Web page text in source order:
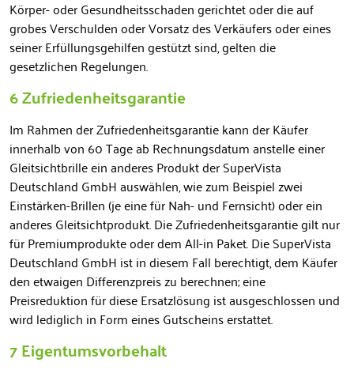
Körper- oder Gesundheitsschaden gerichtet oder die auf
grobes Verschulden oder Vorsatz des Verkäufers oder eines
seiner Erfüllungsgehilfen gestützt sind, gelten die
gesetzlichen Regelungen.
6 Zufriedenheitsgarantie
Im Rahmen der Zufriedenheitsgarantie kann der Käufer
innerhalb von 60 Tage ab Rechnungsdatum anstelle einer
Gleitsichtbrille ein anderes Produkt der SuperVista
Deutschland GmbH auswählen, wie zum Beispiel zwei
Einstärken-Brillen (je eine für Nah- und Fernsicht) oder ein
anderes Gleitsichtprodukt. Die Zufriedenheitsgarantie gilt nur
für Premiumprodukte oder dem All-in Paket. Die SuperVista
Deutschland GmbH ist in diesem Fall berechtigt, dem Käufer
den etwaigen Differenzpreis zu berechnen; eine
Preisreduktion für diese Ersatzlösung ist ausgeschlossen und
wird lediglich in Form eines Gutscheins erstattet.
7 Eigentumsvorbehalt